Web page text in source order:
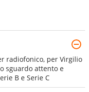
radiofonico, per Virgilio
sguardo attento e
B e Serie C